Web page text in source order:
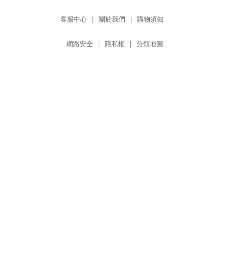
客服中心 | 關於我們 | 購物須知
網路安全 | 隱私權 | 分類地圖